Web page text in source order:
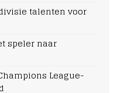
talenten voor
speler naar
League-